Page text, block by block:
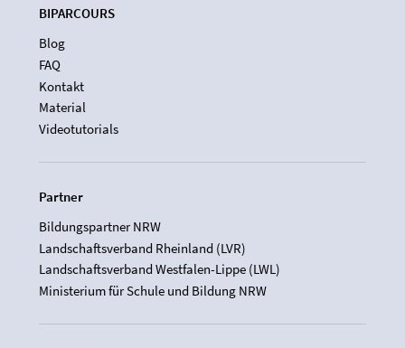
BIPARCOURS
Blog
FAQ
Kontakt
Material
Videotutorials
Partner
Bildungspartner NRW
Landschaftsverband Rheinland (LVR)
Landschaftsverband Westfalen-Lippe (LWL)
Ministerium für Schule und Bildung NRW